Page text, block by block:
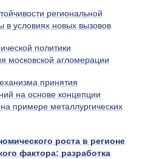
региональной
в условиях новых вызовов
политики
московской агломерации
принятия
на основе концепции
примере металлургических
роста в регионе
фактора: разработка